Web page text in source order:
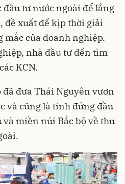
tư nước ngoài để lắng
đề xuất để kịp thời giải
của doanh nghiệp.
nhà đầu tư đến tìm
KCN.
đã đưa Thái Nguyên vươn
và cũng là tỉnh đứng đầu
miền núi Bắc bộ về thu